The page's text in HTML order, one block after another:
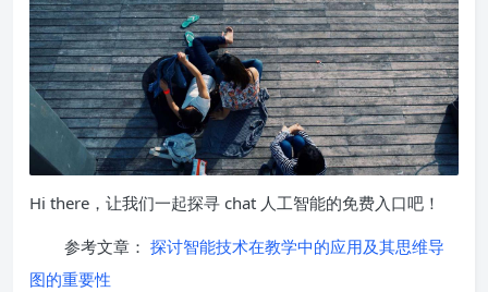
Hi there，让我们一起探寻 chat 人工智能的免费入口吧！
参考文章： 探讨智能技术在教学中的应用及其思维导
图的重要性